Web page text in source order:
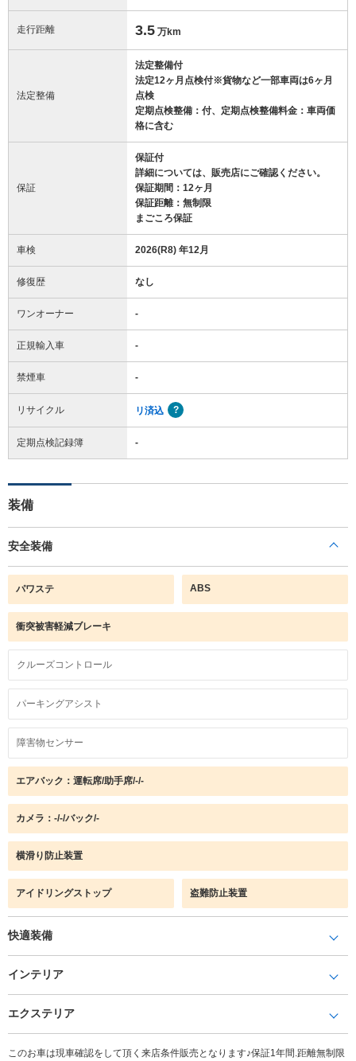
走行距離 3.5 万km
法定整備
法定整備付
法定12ヶ月点検付※貨物など一部車両は6ヶ月
点検
定期点検整備：付、定期点検整備料金：車両価
格に含む
保証
保証付
詳細については、販売店にご確認ください。
保証期間：12ヶ月
保証距離：無制限
まごころ保証
車検 2026(R8) 年12月
修復歴 なし
ワンオーナー -
正規輸入車 -
禁煙車 -
リサイクル リ済込
定期点検記録簿 -
装備
安全装備
パワステ ABS
衝突被害軽減ブレーキ
クルーズコントロール
パーキングアシスト
障害物センサー
エアバック：運転席/助手席/-/-
カメラ：-/-/バック/-
横滑り防止装置
アイドリングストップ 盗難防止装置
快適装備
インテリア
エクステリア
このお車は現車確認をして頂く来店条件販売となります♪保証1年間.距離無制限